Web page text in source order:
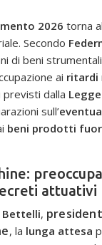
2026 torna
Secondo
di beni
ai ritardi
dalla
sull’
beni prodotti
attuativi
Bettelli,
, la lunga attesa